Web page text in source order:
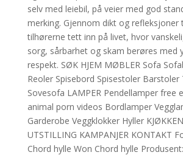
selv med leiebil, på veier med god
merking. Gjennom dikt og refleksjoner
tilhørerne tett inn på livet, hvor
sorg, sårbarhet og skam berøres med
respekt. SØK HJEM MØBLER Sofa
Reoler Spisebord Spisestoler Barstoler
Sovesofa LAMPER Pendellamper free
animal porn videos Bordlamper
Garderobe Veggklokker Hyller
UTSTILLING KAMPANJER KONTAKT
Chord hylle Won Chord hylle